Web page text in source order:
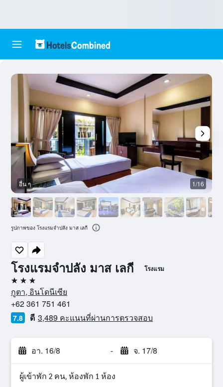
โรงแรมจำปลัง มาส เลกี โรงแรม
3 ดาว
กูตา, อินโดนีเซีย
+62 361 751 461
7.8 ดี 3,489 คะแนนที่ผ่านการตรวจสอบ
อา. 16/8 - จ. 17/8
ผู้เข้าพัก 2 คน, ห้องพัก 1 ห้อง
อื่น ๆ 1/16
รูปภาพของ โรงแรมจำปลัง มาส เลกี